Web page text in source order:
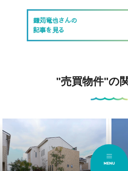
鎌苅竜也さんの
記事を見る
"売買物件"の